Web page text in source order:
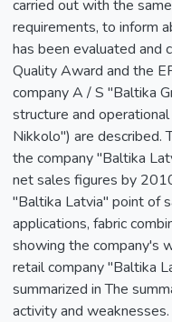
carried out with the
requirements, to inform
has been evaluated and
Quality Award and the
company A / S "Baltika
structure and
Nikkolo") are
the company "Baltika
net sales figures by
"Baltika Latvia" point of
applications, fabric
showing the company's
retail company "Baltika
summarized in The
activity and